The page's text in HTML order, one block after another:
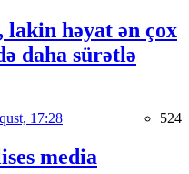
lakin həyat ən çox
daha sürətlə
17:28 524
media